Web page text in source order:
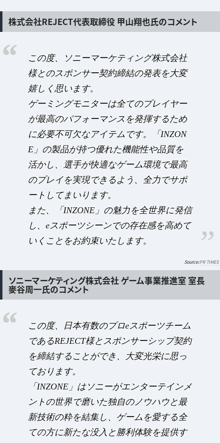
株式会社REJECT代表取締役 甲山翔也氏のコメント
この度、ソニーマーケティング株式会社
様とのスポンサー契約締結の発表を大変
嬉しく思います。
ゲーミングモニターは全てのプレイヤー
が最高のパフォーマンスを発揮するため
に必要不可欠なアイテムです。「INZON
E」の製品が持つ優れた機能性や品質を
活かし、選手が快適なゲーム環境で最高
のプレイを実現できるよう、全力でサポ
ートしてまいります。
また、「INZONE」の魅力を全世界に発信
し、eスポーツシーンでの存在感を高めて
いくことをお約束いたします。
PR TIMES
ソニーマーケティング株式会社 ゲーム事業推進室 室長
麥谷周一氏のコメント
この度、日本有数のプロeスポーツチーム
であるREJECT様とスポンサーシップ契約
を締結することができ、大変光栄に思っ
ております。
「INZONE」はソニーがエンターテインメ
ントの世界で磨いた独自のノウハウと最
新技術の粋を結集し、ゲームを愛する全
ての方に新たな没入と勝利体験を提供す